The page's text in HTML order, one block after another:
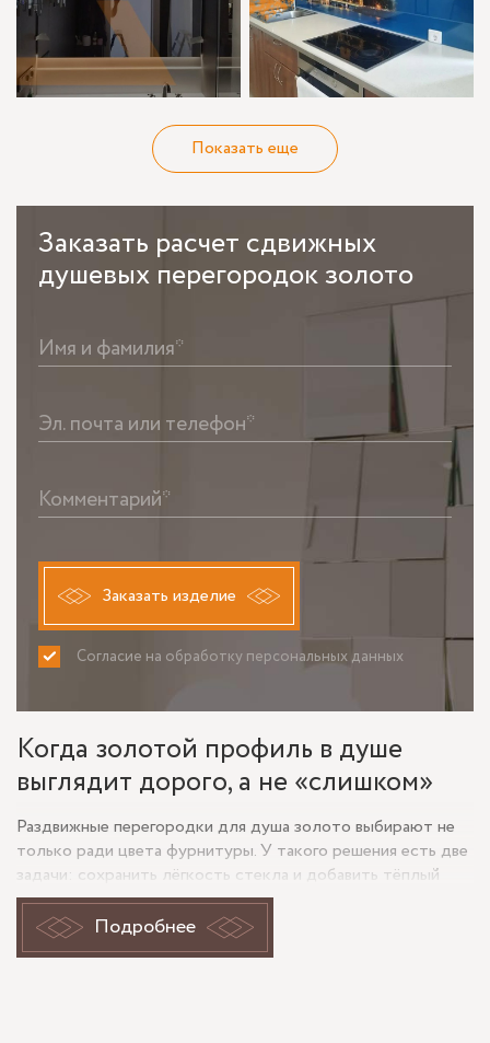
Показать еще
Заказать расчет сдвижных
душевых перегородок золото
Имя и фамилия*
Эл. почта или телефон*
Комментарий*
Заказать изделие
Согласие на обработку персональных данных
ПРИНИМАЮ НЕ ПРИНИМАЮ
Когда золотой профиль в душе
выглядит дорого, а не «слишком»
Раздвижные перегородки для душа золото выбирают не
только ради цвета фурнитуры. У такого решения есть две
задачи: сохранить лёгкость стекла и добавить тёплый
акцент, который поддерживает смеситель, раму зеркала,
подсветку или декоративные элементы в ванной. Чтобы
результат выглядел собранно, важно не просто выбрать
Подробнее